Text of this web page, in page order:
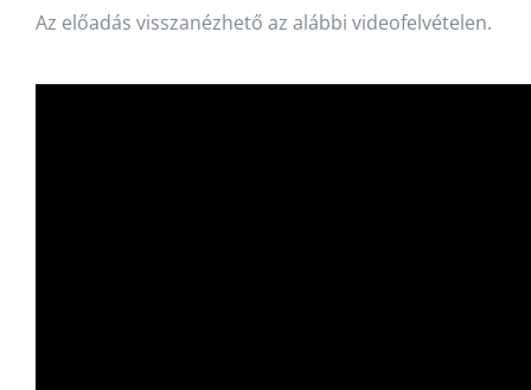
Az előadás visszanézhető az alábbi videofelvételen.